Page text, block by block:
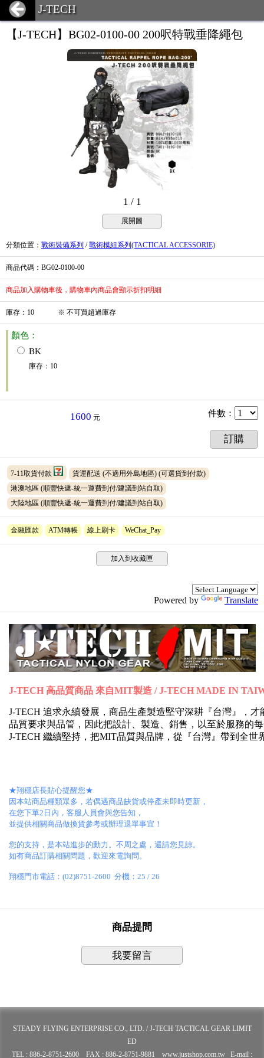
J-TECH
【J-TECH】BG02-0100-00 200呎特戰垂降繩包
1 / 1
展開圖
分類位置 ： 戰術裝備系列 /戰術模組系列(TACTICAL ACCESSORIE)
商品代碼 ：BG02-0100-00
商品加入購物車後，購物車內商品會顯示折扣明細
庫存 ： 10 ※ 不可買超過庫存
顏色：
BK
庫存 ： 10
1600 元 件數 ：
訂購
7-11取貨付款 貨運配送 (不適用外島地區) (可選貨到付款)
港澳地區 (順豐快遞-統一運費到付/建議到站自取)
大陸地區 (順豐快遞-統一運費到付/建議到站自取)
金融匯款 ATM轉帳 線上刷卡 WeChat_Pay
加入到收藏匣
Powered by Translate
J-TECH 高品質商品 來自MIT製造 / J-TECH MADE IN
J-TECH 追求永續發展，商品生產製造堅守深耕『台灣』，
品質要求與品管，因此把設計、製造、銷售，以至於服務的
J-TECH 繼續堅持，把MIT品質與品牌，從『台灣』帶到全世
★翔穩店長貼心提醒您★
因本站商品種類眾多，若偶遇商品缺貨或停產未即時更新，
在您下單2日內，客服人員會與您告知，
並提供相關商品做換貨參考或辦理退單事宜！
您的支持，是本站進步的動力。不周之處，還請您見諒。
如有商品訂購相關問題，歡迎來電詢問。
翔穩門市電話：(02)8751-2600 分機：25 / 26
商品提問
我要留言
STEADY FLYING ENTERPRISE CO., LTD. / J-TECH TACTICAL GEAR LIMIT
ED
TEL : 886-2-8751-2600 FAX : 886-2-8751-9881 www.justshop.com.tw E-mail :